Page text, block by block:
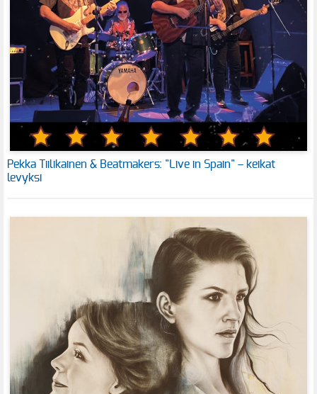
Pekka Tiilikainen & Beatmakers: "Live in Spain" – keikat
levyksi